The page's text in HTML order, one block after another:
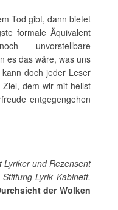
Tod gibt, dann bietet
formale Äquivalent
unvorstellbare
es das wäre, was uns
doch jeder Leser
dem wir mit hellst
entgegengehen
und Rezensent
Lyrik Kabinett.
der Wolken